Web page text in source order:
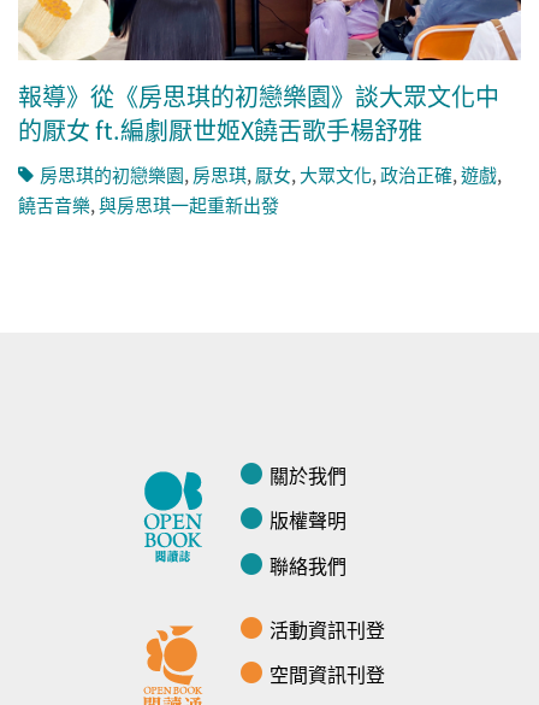
報導》從《房思琪的初戀樂園》談大眾文化中
的厭女 ft.編劇厭世姬X饒舌歌手楊舒雅
房思琪的初戀樂園,房思琪,厭女,大眾文化,政治正確,遊戲,
饒舌音樂,與房思琪一起重新出發
關於我們
版權聲明
聯絡我們
活動資訊刊登
空間資訊刊登